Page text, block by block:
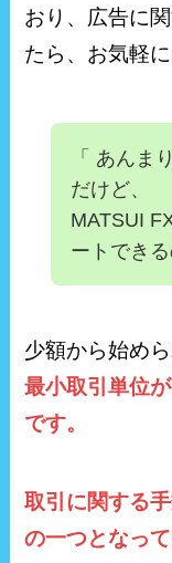
おり、広告に
たら、お気軽
「 あんま
だけど、
MATSUI
ートできる
少額から始め
最小取引単位
です。
取引に関する
の一つとなって